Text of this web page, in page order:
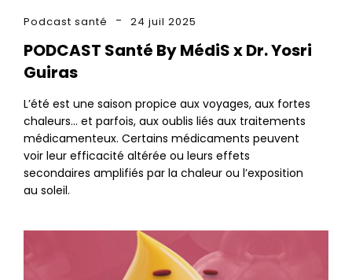
Podcast santé 24 juil 2025
PODCAST Santé By MédiS x Dr. Yosri
Guiras
L’été est une saison propice aux voyages, aux fortes
chaleurs… et parfois, aux oublis liés aux traitements
médicamenteux. Certains médicaments peuvent
voir leur efficacité altérée ou leurs effets
secondaires amplifiés par la chaleur ou l’exposition
au soleil.